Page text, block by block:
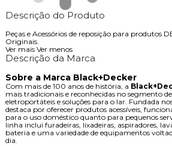
Descrição do Produto
Peças e Acessórios de reposição para produtos
Originais.
Ver mais Ver menos
Descrição da Marca
Sobre a Marca Black+Decker
Com mais de 100 anos de história, a
mais tradicionais e reconhecidas no segmento
eletroportáteis e soluções para o lar. Fundada
destaca por oferecer produtos acessíveis,
para o uso doméstico quanto para pequenos
linha inclui furadeiras, lixadeiras, aspiradores,
bateria e uma variedade de equipamentos
dia.